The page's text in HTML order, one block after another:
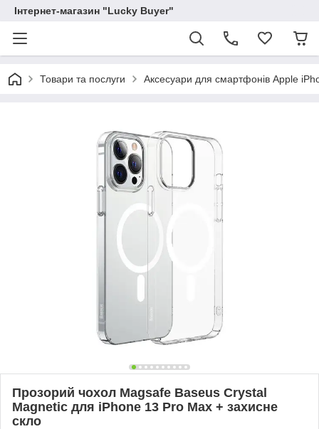
Інтернет-магазин "Lucky Buyer"
Товари та послуги Аксесуари для смартфонів Apple
Прозорий чохол Magsafe Baseus Crystal
Magnetic для iPhone 13 Pro Max + захисне
скло